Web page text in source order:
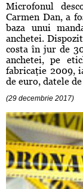
Microfonul
Carmen Dan, a
baza unui
anchetei.
costa în jur de
anchetei, pe
fabricaţie 2009,
de euro, datele
(29 decembrie 2017)